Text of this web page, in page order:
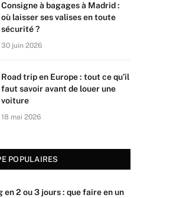
Consigne à bagages à Madrid :
où laisser ses valises en toute
sécurité ?
30 juin 2026
Road trip en Europe : tout ce qu’il
faut savoir avant de louer une
voiture
18 mai 2026
POPULAIRES
2 ou 3 jours : que faire en un